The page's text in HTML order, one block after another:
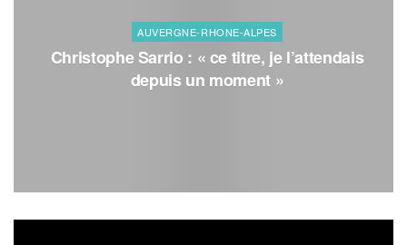
AUVERGNE-RHONE-ALPES
Christophe Sarrio : « ce titre, je l’attendais
depuis un moment »